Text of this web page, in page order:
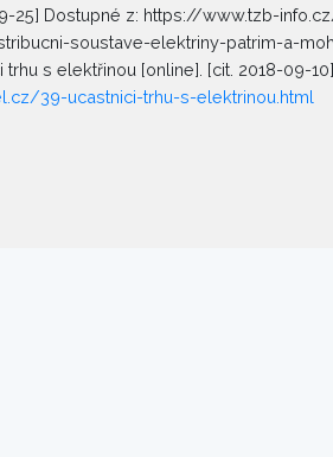
25] Dostupné z: https://www.tzb-
soustave-elektriny-patrim-a-
trhu s elektřinou [online]. [cit. 2018-09-
39-ucastnici-trhu-s-elektrinou.html